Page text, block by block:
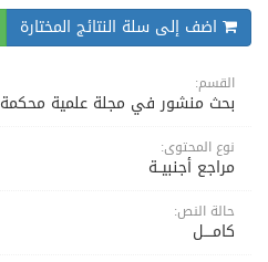
اضف إلى سلة النتائج المختارة
القسم:
بحث منشور في مجلة علمية محكمة
نوع المحتوى:
مراجع أجنبيــة
حالة النص:
كامــــل